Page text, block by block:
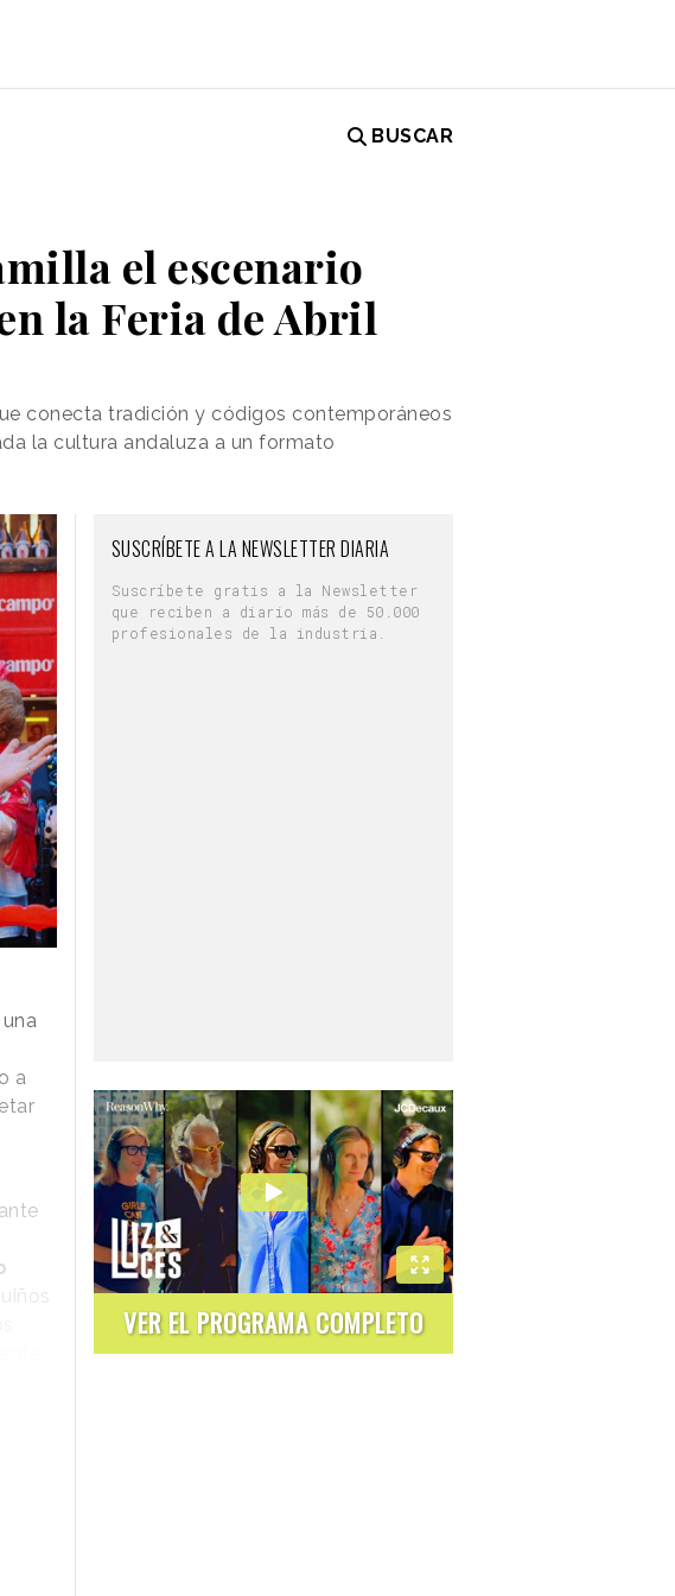
BUSCAR
el escenario
la Feria de Abril
conecta tradición y códigos contemporáneos
la cultura andaluza a un formato
a
SUSCRÍBETE A LA NEWSLETTER DIARIA
Suscríbete gratis a la Newsletter
que reciben a diario más de 50.000
profesionales de la industria.
VER EL PROGRAMA COMPLETO